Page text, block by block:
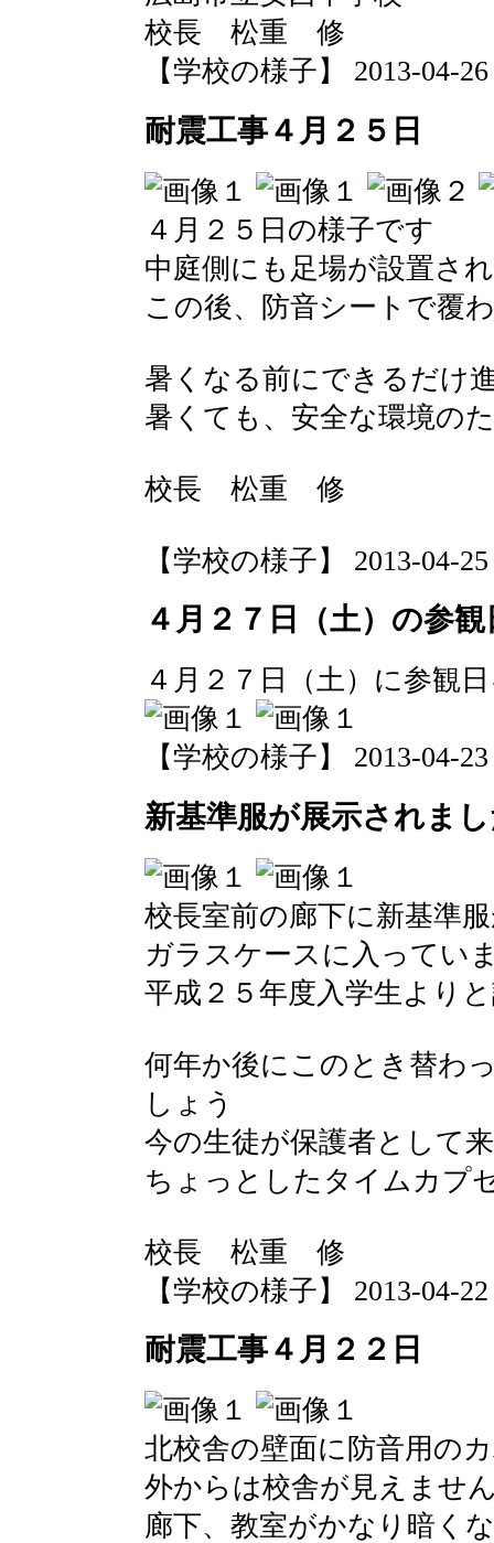
校長 松重 修
【学校の様子】 2013-04-
耐震工事４月２５日
４月２５日の様子です
中庭側にも足場が設置さ
この後、防音シートで覆
暑くなる前にできるだけ
暑くても、安全な環境の
校長 松重 修
【学校の様子】 2013-04-
４月２７日（土）の参
４月２７日（土）に参観
【学校の様子】 2013-04-
新基準服が展示されま
校長室前の廊下に新基準
ガラスケースに入ってい
平成２５年度入学生より
何年か後にこのとき替わ
しょう
今の生徒が保護者として
ちょっとしたタイムカプ
校長 松重 修
【学校の様子】 2013-04-
耐震工事４月２２日
北校舎の壁面に防音用の
外からは校舎が見えませ
廊下、教室がかなり暗く